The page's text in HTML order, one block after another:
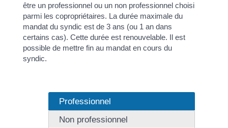
être un professionnel ou un non professionnel choisi
parmi les copropriétaires. La durée maximale du
mandat du syndic est de 3 ans (ou 1 an dans
certains cas). Cette durée est renouvelable. Il est
possible de mettre fin au mandat en cours du
syndic.
Professionnel
Non professionnel